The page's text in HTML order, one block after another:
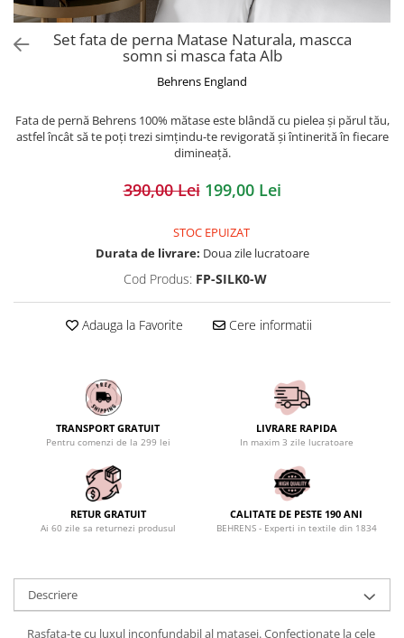
Set fata de perna Matase Naturala, mascca
somn si masca fata Alb
Behrens England
Fata de pernă Behrens 100% mătase este blândă cu pielea și părul tău,
astfel încât să te poți trezi simțindu-te revigorată și întinerită în fiecare
dimineață.
390,00 Lei 199,00 Lei
STOC EPUIZAT
Durata de livrare: Doua zile lucratoare
Cod Produs: FP-SILK0-W
Adauga la Favorite Cere informatii
TRANSPORT GRATUIT
Pentru comenzi de la 299 lei
LIVRARE RAPIDA
In maxim 3 zile lucratoare
RETUR GRATUIT
Ai 60 zile sa returnezi produsul
CALITATE DE PESTE 190 ANI
BEHRENS - Experti in textile din 1834
Descriere
Rasfata-te cu luxul inconfundabil al matasei. Confectionate la cele